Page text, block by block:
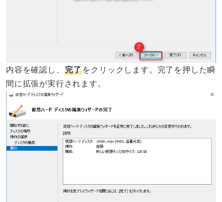
内容を確認し、 完了をクリックします。完了を押した瞬
間に拡張が実行されます。